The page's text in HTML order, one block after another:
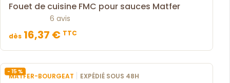
Fouet de cuisine FMC pour sauces Matfer
6 avis
dès 16,37 € TTC
- 15 %
MATFER-BOURGEAT | EXPÉDIÉ SOUS 48H